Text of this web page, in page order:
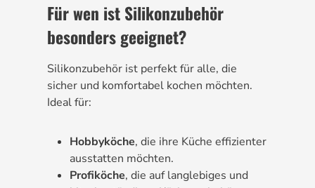
Für wen ist Silikonzubehör
besonders geeignet?
Silikonzubehör ist perfekt für alle, die
sicher und komfortabel kochen möchten.
Ideal für:
Hobbyköche, die ihre Küche effizienter
ausstatten möchten.
Profiköche, die auf langlebiges und